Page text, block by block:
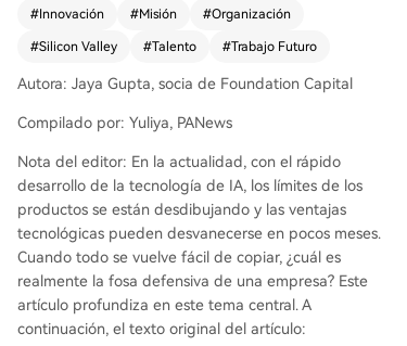
novaciones en su estructura organizativa. Crean
nuevas formas de trabajo que permiten a un "nu
evo tipo de talento" florecer. No compiten solo p
or salarios, sino por identidad y propósito. Atrae
n a personas ambiciosas ofreciendo experiencia
pecial, de estar destinado a algo grande, de no
quedarse atrás o de tener poder real y auténtic
a influencia. El desafío para los fundadores es pr
eguntarse: "¿Qué tipo de persona solo puede lle
gar a ser quien es aquí?". La narrativa de la emp
resa debe coincidir con su estructura. Si la cerca
nía al cliente es clave, ese trabajo debe tener alt
o estatus. Si la velocidad importa, la toma de de
#Innovación #Misión #Organización
#Silicon Valley #Talento #Trabajo Futuro
Autora: Jaya Gupta, socia de Foundation Capital
Compilado por: Yuliya, PANews
Nota del editor: En la actualidad, con el rápido
desarrollo de la tecnología de IA, los límites de los
productos se están desdibujando y las ventajas
tecnológicas pueden desvanecerse en pocos meses.
Cuando todo se vuelve fácil de copiar, ¿cuál es
realmente la fosa defensiva de una empresa? Este
artículo profundiza en este tema central. A
continuación, el texto original del artículo: